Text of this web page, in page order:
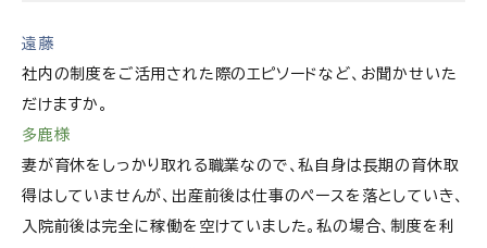
遠藤
社内の制度をご活用された際のエピソードなど、お聞かせいた
だけますか。
多鹿様
妻が育休をしっかり取れる職業なので、私自身は長期の育休取
得はしていませんが、出産前後は仕事のペースを落としていき、
入院前後は完全に稼働を空けていました。私の場合、制度を利